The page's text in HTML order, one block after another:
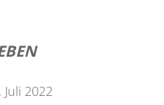
2022